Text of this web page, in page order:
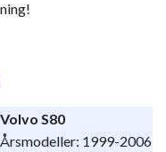
Volvo S80
Årsmodeller: 1999-2006